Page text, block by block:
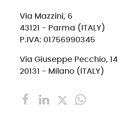
Via Mazzini, 6
43121 - Parma (ITALY)
P.IVA: 01756990345
Via Giuseppe Pecchio, 14
20131 - Milano (ITALY)